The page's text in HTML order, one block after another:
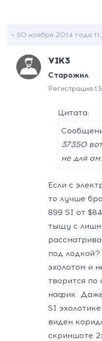
» 30 ноября 2014 года
VIK3
Старожил
Регистрация:
Цитата:
37350
не для
Если с
то лучше
899 SI от
тыщу с
под
эхолотом и
творится по
нафик
SI
виден
скриншоте